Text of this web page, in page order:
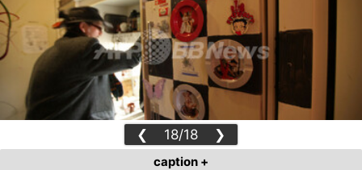
❮ 18/18 ❯
caption +